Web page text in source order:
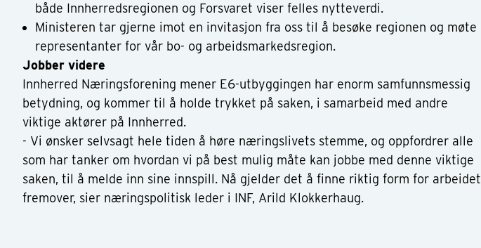
både Innherredsregionen og Forsvaret viser felles nytteverdi.
Ministeren tar gjerne imot en invitasjon fra oss til å besøke regionen og møte
representanter for vår bo- og arbeidsmarkedsregion.
Jobber videre
Innherred Næringsforening mener E6-utbyggingen har enorm samfunnsmessig
betydning, og kommer til å holde trykket på saken, i samarbeid med andre
viktige aktører på Innherred.
- Vi ønsker selvsagt hele tiden å høre næringslivets stemme, og oppfordrer alle
som har tanker om hvordan vi på best mulig måte kan jobbe med denne viktige
saken, til å melde inn sine innspill. Nå gjelder det å finne riktig form for arbeidet
fremover, sier næringspolitisk leder i INF, Arild Klokkerhaug.